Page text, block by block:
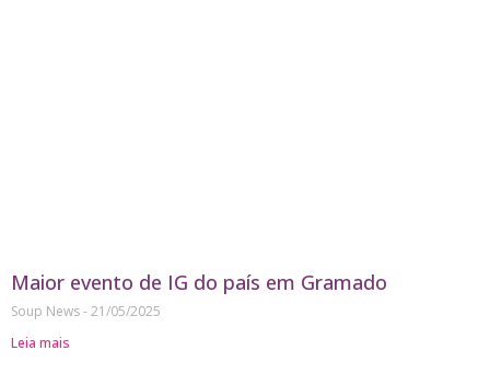
Maior evento de IG do país em Gramado
Soup News 21/05/2025
Leia mais